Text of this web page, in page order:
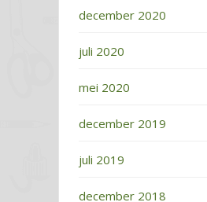
december 2020
juli 2020
mei 2020
december 2019
juli 2019
december 2018